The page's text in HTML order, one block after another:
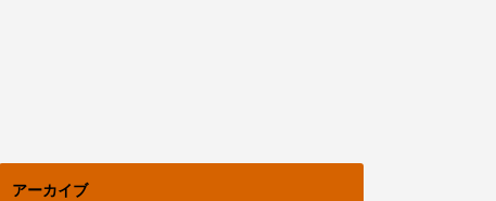
アーカイブ